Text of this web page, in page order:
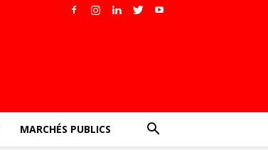
MARCHÉS PUBLICS